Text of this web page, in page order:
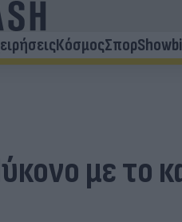
ΚόσμοςΣπορ
με το